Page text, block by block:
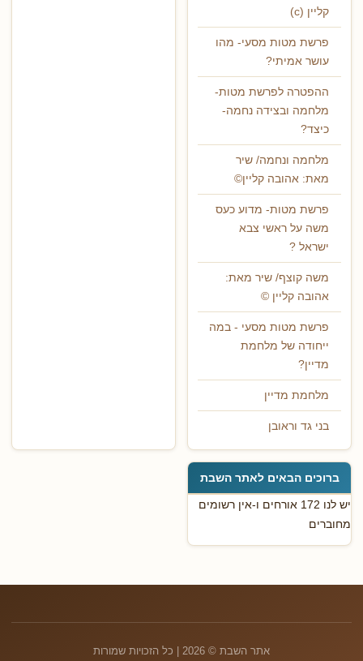
קליין (c)
פרשת מטות מסעי- מהו
עושר אמיתי?
ההפטרה לפרשת מטות-
מלחמה ובצידה נחמה-
כיצד?
מלחמה ונחמה/ שיר
מאת: אהובה קליין©
פרשת מטות- מדוע כעס
משה על ראשי צבא
ישראל ?
משה קוצף/ שיר מאת:
אהובה קליין ©
פרשת מטות מסעי - במה
ייחודה של מלחמת
מדיין?
מלחמת מדיין
בני גד וראובן
ברוכים הבאים לאתר השבת
יש לנו 172 אורחים ו-אין רשומים
מחוברים
אתר השבת © 2026 | כל הזכויות שמורות